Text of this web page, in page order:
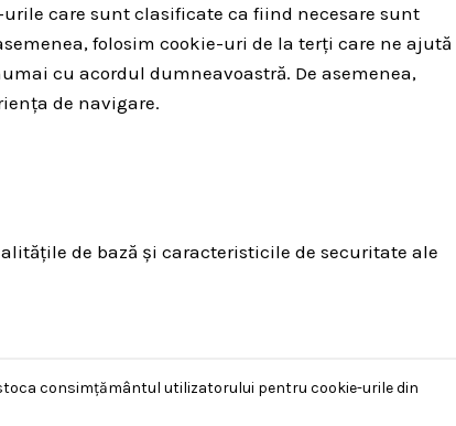
care sunt clasificate ca fiind necesare sunt
folosim cookie-uri de la terți care ne ajută
cu acordul dumneavoastră. De asemenea,
de navigare.
de bază și caracteristicile de securitate ale
consimțământul utilizatorului pentru cookie-urile din